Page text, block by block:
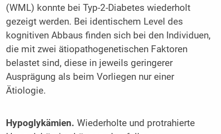
(WML) konnte bei Typ-2-Diabetes wiederholt
gezeigt werden. Bei identischem Level des
kognitiven Abbaus finden sich bei den Individuen,
die mit zwei ätiopathogenetischen Faktoren
belastet sind, diese in jeweils geringerer
Ausprägung als beim Vorliegen nur einer
Ätiologie.
Hypoglykämien. Wiederholte und protrahierte